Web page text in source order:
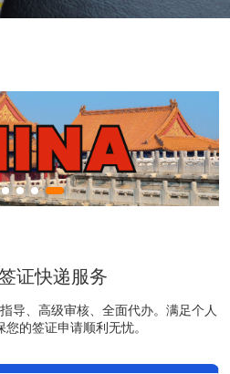
证快递服务
导、高级审核、全面代办。满足个人
的签证申请顺利无忧。